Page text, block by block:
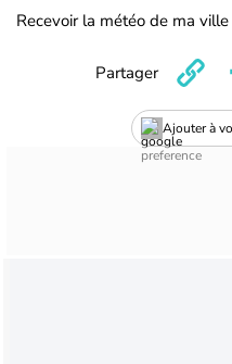
Recevoir la météo de ma ville
Ajouter à
Partager